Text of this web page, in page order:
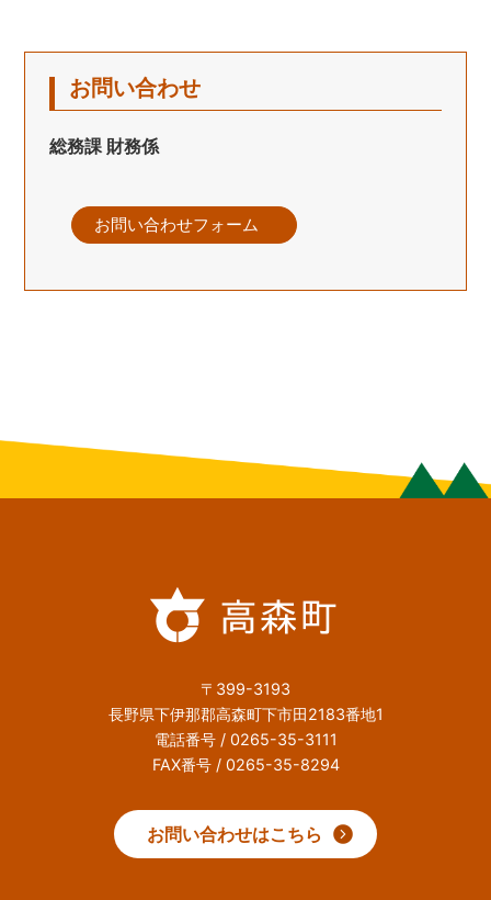
お問い合わせ
総務課 財務係
お問い合わせフォーム
〒399-3193
長野県下伊那郡高森町下市田2183番地1
電話番号 / 0265-35-3111
FAX番号 / 0265-35-8294
お問い合わせはこちら